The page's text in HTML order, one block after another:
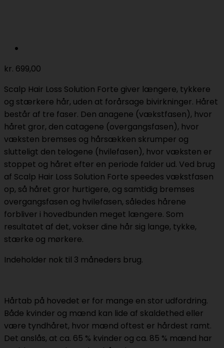
kr. 699,00
Scalp Hair Loss Solution Forte giver længere, tykkere
og stærkere hår, uden at forårsage bivirkninger. Håret
består af tre faser. Den anagene (vækstfasen), hvor
håret gror, den catagene (overgangsfasen), hvor
væksten bremses og hårsækken skrumper og
slutteligt den telogene (hvilefasen), hvor væksten er
stoppet og håret efter en periode falder ud. Ved brug
af Scalp Hair Loss Solution Forte speedes vækstfasen
op, så håret gror hurtigere, og samtidig bremses
overgangsfasen og hvilefasen, således hårene
forbliver i hovedbunden meget længere. Som
resultatet af det, vokser dine hår sig lange, tykke,
stærke og mørkere.
Indeholder nok til 3 måneders brug.
Hårtab på hovedet er for mange en stor udfordring.
Både kvinder og mænd kan lide af skaldethed eller
være tyndhåret, hvor mænd oftest er hårdest ramt.
Det anslås, at ca. 65 % kvinder og ca. 85 % mænd har